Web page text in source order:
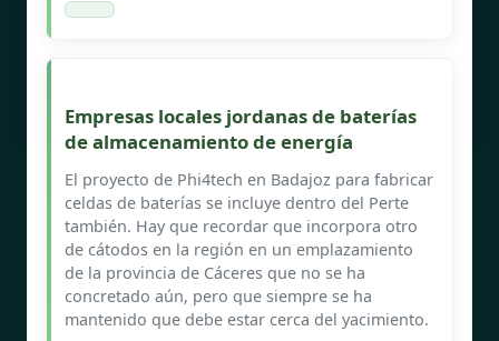
Empresas locales jordanas de baterías
de almacenamiento de energía
El proyecto de Phi4tech en Badajoz para fabricar
celdas de baterías se incluye dentro del Perte
también. Hay que recordar que incorpora otro
de cátodos en la región en un emplazamiento
de la provincia de Cáceres que no se ha
concretado aún, pero que siempre se ha
mantenido que debe estar cerca del yacimiento.